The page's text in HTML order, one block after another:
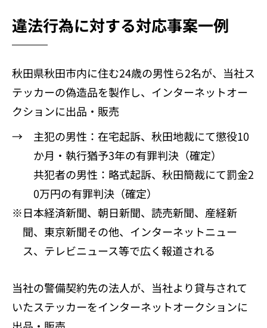
違法行為に対する対応事案一例
秋田県秋田市内に住む24歳の男性ら2名が、当社ス
テッカーの偽造品を製作し、インターネットオー
クションに出品・販売
→ 主犯の男性：在宅起訴、秋田地裁にて懲役10
か月・執行猶予3年の有罪判決（確定）
共犯者の男性：略式起訴、秋田簡裁にて罰金2
0万円の有罪判決（確定）
※日本経済新聞、朝日新聞、読売新聞、産経新
聞、東京新聞その他、インターネットニュー
ス、テレビニュース等で広く報道される
当社の警備契約先の法人が、当社より貸与されて
いたステッカーをインターネットオークションに